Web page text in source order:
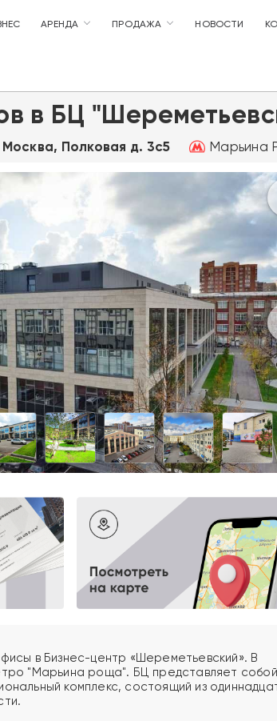
АРЕНДА ПРОДАЖА НОВОСТИ
в БЦ
Москва, Полковая д. 3с5 Марьина
в Бизнес-центр «Шереметьевский». В
"Марьина роща". БЦ представляет собой
комплекс, состоящий из